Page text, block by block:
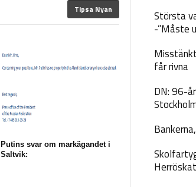
Tipsa Nyan
Putins svar om markägandet i
Saltvik:
Största
-”Måste
får rivna
DN: 96-